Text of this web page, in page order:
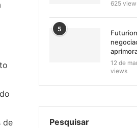
de
625
5
12 de
views
Pesquisar